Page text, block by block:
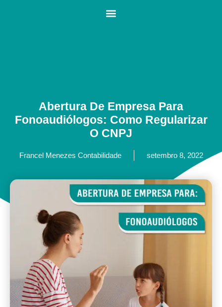
Abertura De Empresa Para
Fonoaudiólogos: Como Regularizar
O CNPJ
Francel Menezes Contabilidade setembro 8, 2022